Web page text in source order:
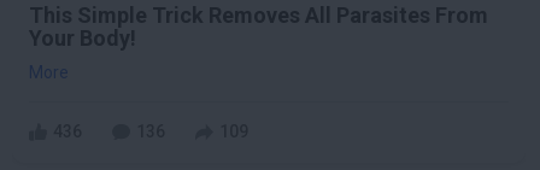
This Simple Trick Removes All Parasites From
Your Body!
More